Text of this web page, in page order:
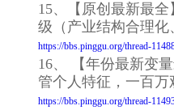
15、【原创最新最全
级（产业结构合理化
https://bbs.pinggu.org/thread-
16、 【年份最新变
管个人特征，一百万
https://bbs.pinggu.org/thread-